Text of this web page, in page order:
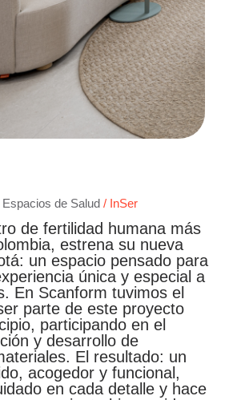
Espacios de Salud / InSer
de fertilidad humana más
estrena su nueva
un espacio pensado para
única y especial a
En Scanform tuvimos el
parte de este proyecto
participando en el
y desarrollo de
El resultado: un
acogedor y funcional,
en cada detalle y hace